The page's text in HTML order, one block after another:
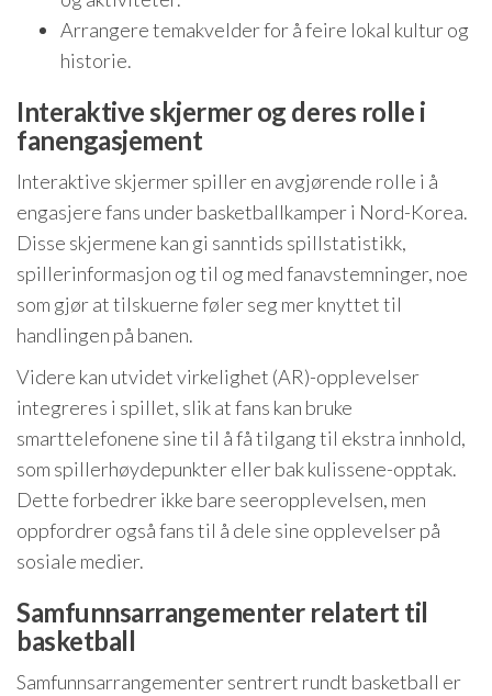
Arrangere temakvelder for å feire lokal kultur og
historie.
Interaktive skjermer og deres rolle i
fanengasjement
Interaktive skjermer spiller en avgjørende rolle i å
engasjere fans under basketballkamper i Nord-Korea.
Disse skjermene kan gi sanntids spillstatistikk,
spillerinformasjon og til og med fanavstemninger, noe
som gjør at tilskuerne føler seg mer knyttet til
handlingen på banen.
Videre kan utvidet virkelighet (AR)-opplevelser
integreres i spillet, slik at fans kan bruke
smarttelefonene sine til å få tilgang til ekstra innhold,
som spillerhøydepunkter eller bak kulissene-opptak.
Dette forbedrer ikke bare seeropplevelsen, men
oppfordrer også fans til å dele sine opplevelser på
sosiale medier.
Samfunnsarrangementer relatert til
basketball
Samfunnsarrangementer sentrert rundt basketball er